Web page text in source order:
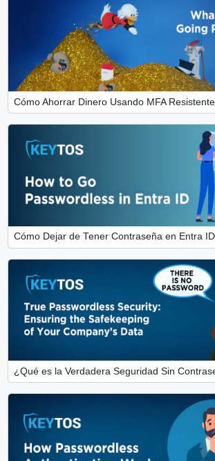
Cómo Ahorrar Dinero Usando MFA
Cómo Dejar de Tener Contraseña en Entra
¿Qué es la Verdadera Seguridad Sin